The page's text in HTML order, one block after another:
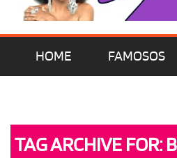
HOME FAMOSOS
TAG ARCHIVE FOR: